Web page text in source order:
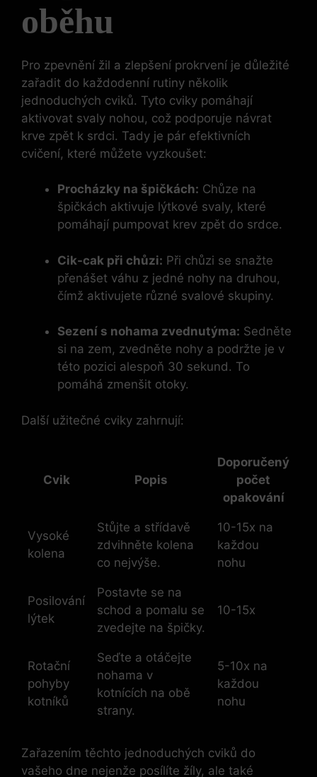
oběhu
Pro zpevnění žil a zlepšení prokrvení je důležité
zařadit do každodenní rutiny několik
jednoduchých cviků. Tyto cviky pomáhají
aktivovat svaly nohou, což podporuje návrat
krve zpět k srdci. Tady je pár efektivních
cvičení, které můžete vyzkoušet:
Procházky na špičkách: Chůze na
špičkách aktivuje lýtkové svaly, které
pomáhají pumpovat krev zpět do srdce.
Cik-cak při chůzi: Při chůzi se snažte
přenášet váhu z jedné nohy na druhou,
čímž aktivujete různé svalové skupiny.
Sezení s nohama zvednutýma: Sedněte
si na zem, zvedněte nohy a podržte je v
této pozici alespoň 30 sekund. To
pomáhá zmenšit otoky.
Další užitečné cviky zahrnují:
Cvik Popis
Doporučený
počet
opakování
Vysoké
kolena
Stůjte a střídavě
zdvihněte kolena
co nejvýše.
10-15x na
každou
nohu
Posilování
lýtek
Postavte se na
schod a pomalu se
zvedejte na špičky.
10-15x
Rotační
pohyby
kotníků
Seďte a otáčejte
nohama v
kotnících na obě
strany.
5-10x na
každou
nohu
Zařazením těchto jednoduchých cviků do
vašeho dne nejenže posílíte žíly, ale také